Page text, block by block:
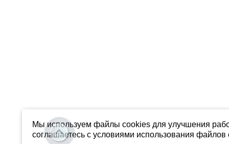
Мы используем файлы cookies для улучшения
соглашаетесь с условиями использования файлов